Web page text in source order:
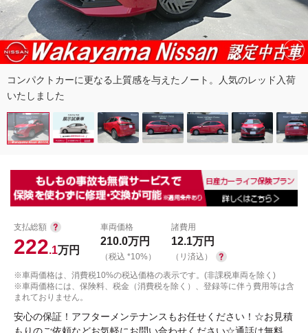
コンパクトカーに更なる上質感を与えたノート。人気のレッド入荷
いたしました
支払総額
222.1万円
車両価格
210.0万円
（税込 *10%）
諸費用
12.1万円
（リ済込）
※車両価格は、消費税10%の税込価格の表示です。(非課税車両を除く)
※車両価格には、保険料、税金（消費税を除く）、登録等に伴う費用等は含
まれておりません。
安心の保証！アフターメンテナンスもお任せください！☆お見積